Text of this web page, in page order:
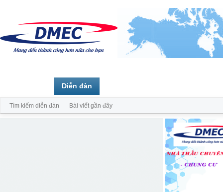
Diễn đàn
Tìm kiếm diễn đàn Bài viết gần đây